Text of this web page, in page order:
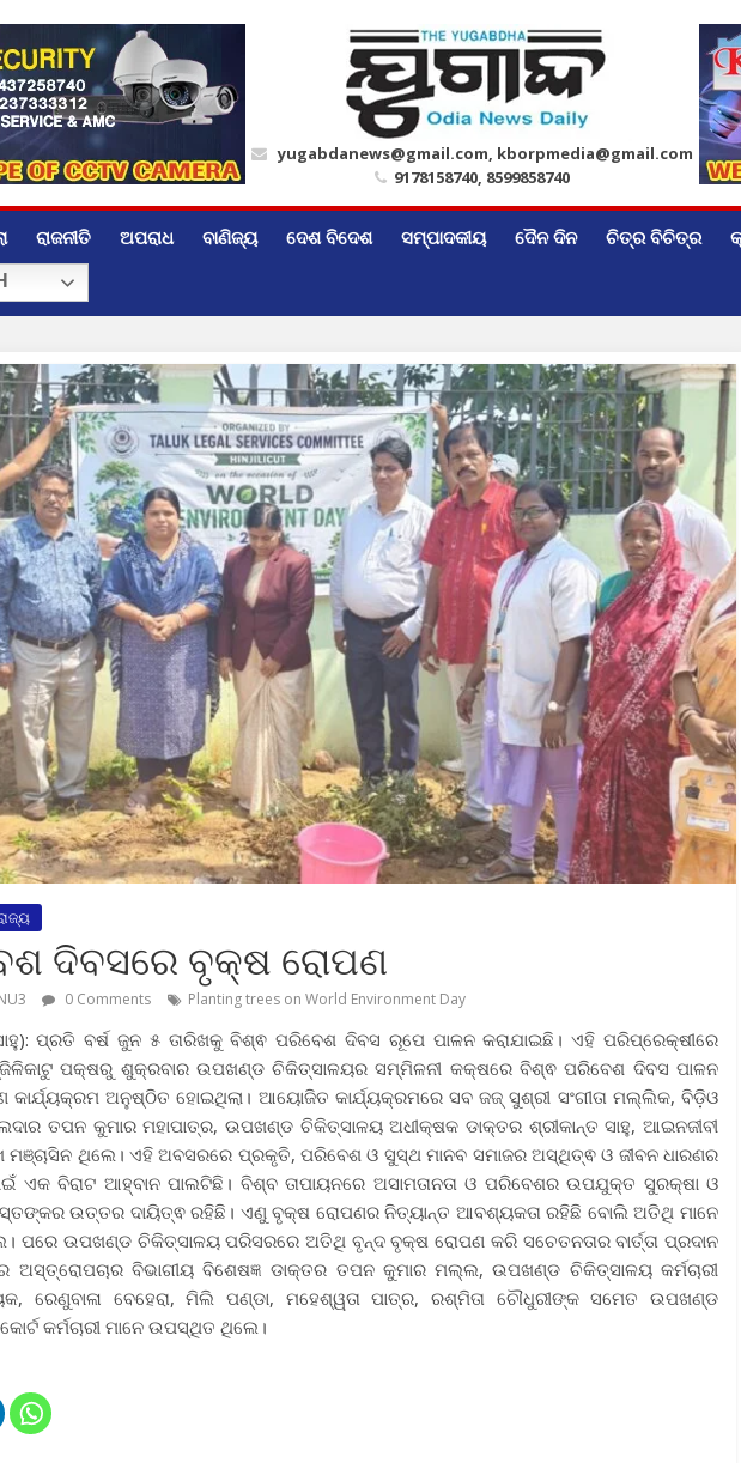
yugabdanews@gmail.com, kborpmedia@gmail.com
9178158740, 8599858740
ରାଜନୀତି ଅପରାଧ ବାଣିଜ୍ୟ ଦେଶ ବିଦେଶ ସମ୍ପାଦକୀୟ ଦୈନ ଦିନ ଚିତ୍ର ବିଚିତ୍ର
ଦିବସରେ ବୃକ୍ଷ ରୋପଣ
0 Comments Planting trees on World Environment Day
ପ୍ରତି ବର୍ଷ ଜୁନ ୫ ତାରିଖକୁ ବିଶ୍ଵ ପରିବେଶ ଦିବସ ରୂପେ ପାଳନ କରାଯାଇଛି। ଏହି ପରିପ୍ରେକ୍ଷୀରେ
ପକ୍ଷରୁ ଶୁକ୍ରବାର ଉପଖଣ୍ଡ ଚିକିତ୍ସାଳୟର ସମ୍ମିଳନୀ କକ୍ଷରେ ବିଶ୍ଵ ପରିବେଶ ଦିବସ ପାଳନ
କାର୍ଯ୍ୟକ୍ରମ ଅନୁଷ୍ଠିତ ହୋଇଥିଲା। ଆୟୋଜିତ କାର୍ଯ୍ୟକ୍ରମରେ ସବ ଜଜ୍ ସୁଶ୍ରୀ ସଂଗୀତା ମଲ୍ଲିକ, ବିଡ଼ିଓ
ତପନ କୁମାର ମହାପାତ୍ର, ଉପଖଣ୍ଡ ଚିକିତ୍ସାଳୟ ଅଧୀକ୍ଷକ ଡାକ୍ତର ଶ୍ରୀକାନ୍ତ ସାହୁ, ଆଇନଜୀବୀ
ମଞ୍ଚାସିନ ଥିଲେ। ଏହି ଅବସରରେ ପ୍ରକୃତି, ପରିବେଶ ଓ ସୁସ୍ଥ ମାନବ ସମାଜର ଅସ୍ଥିତ୍ଵ ଓ ଜୀବନ ଧାରଣର
ଏକ ବିରାଟ ଆହ୍ବାନ ପାଲଟିଛି। ବିଶ୍ବ ତାପାୟନରେ ଅସାମତାନତା ଓ ପରିବେଶର ଉପଯୁକ୍ତ ସୁରକ୍ଷା ଓ
ଉତ୍ତର ଦାୟିତ୍ଵ ରହିଛି। ଏଣୁ ବୃକ୍ଷ ରୋପଣର ନିତ୍ୟାନ୍ତ ଆବଶ୍ୟକତା ରହିଛି ବୋଲି ଅତିଥି ମାନେ
ପରେ ଉପଖଣ୍ଡ ଚିକିତ୍ସାଳୟ ପରିସରରେ ଅତିଥି ବୃନ୍ଦ ବୃକ୍ଷ ରୋପଣ କରି ସଚେତନତାର ବାର୍ତ୍ତା ପ୍ରଦାନ
ଅସ୍ତ୍ରୋପଚାର ବିଭାଗୀୟ ବିଶେଷଜ୍ଞ ଡାକ୍ତର ତପନ କୁମାର ମଲ୍ଲ, ଉପଖଣ୍ଡ ଚିକିତ୍ସାଳୟ କର୍ମଚାରୀ
ରେଣୁବାଳା ବେହେରା, ମିଲି ପଣ୍ଡା, ମହେଶ୍ୱତା ପାତ୍ର, ରଶ୍ମିତା ଚୌଧୁରୀଙ୍କ ସମେତ ଉପଖଣ୍ଡ
କର୍ମଚାରୀ ମାନେ ଉପସ୍ଥିତ ଥିଲେ।